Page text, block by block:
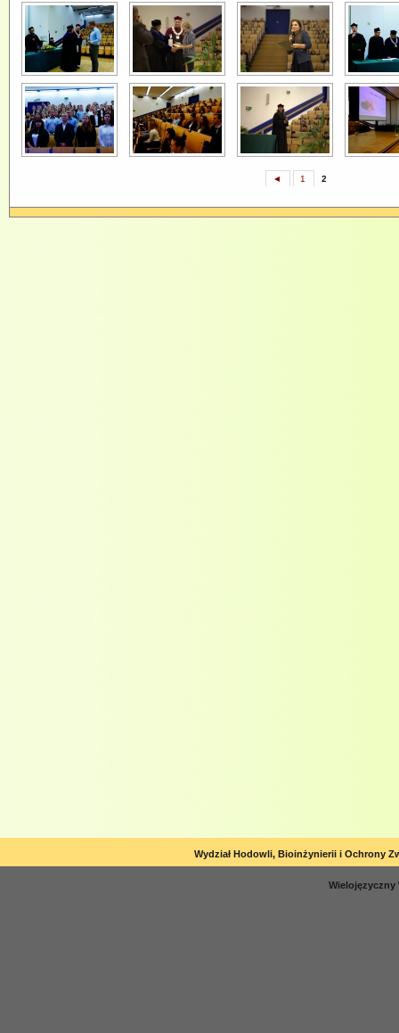
◄ 1 2
Wydział Hodowli, Bioinżynierii i Ochrony
Wielojęzyczny